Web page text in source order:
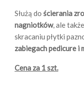
Służą do ścierania
nagniotków, ale
skracaniu płytki
zabiegach pedicure i
Cena za 1 szt.